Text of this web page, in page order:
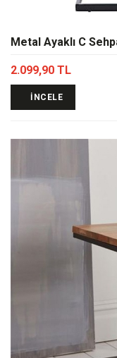
Metal Ayaklı C
2.099,90 TL
İNCELE